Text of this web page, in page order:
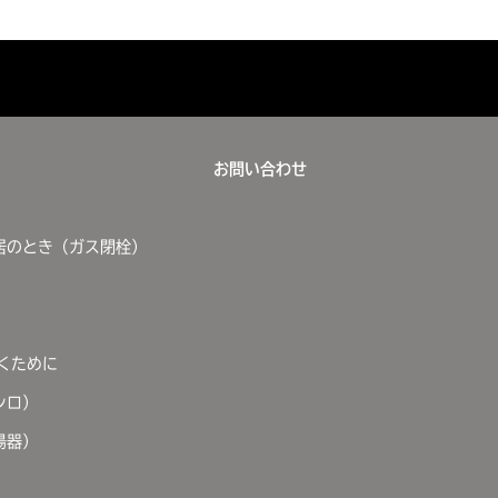
とき（ガス閉栓）
ために
）
）
お問い合わせ